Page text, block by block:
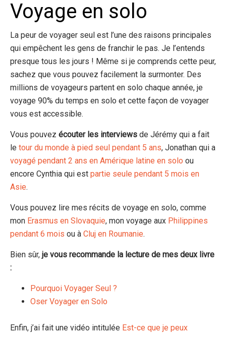
Voyage en solo
La peur de voyager seul est l’une des raisons principales
qui empêchent les gens de franchir le pas. Je l’entends
presque tous les jours ! Même si je comprends cette peur,
sachez que vous pouvez facilement la surmonter. Des
millions de voyageurs partent en solo chaque année, je
voyage 90% du temps en solo et cette façon de voyager
vous est accessible.
Vous pouvez écouter les interviews de Jérémy qui a fait
le tour du monde à pied seul pendant 5 ans, Jonathan qui a
voyagé pendant 2 ans en Amérique latine en solo ou
encore Cynthia qui est partie seule pendant 5 mois en
Asie.
Vous pouvez lire mes récits de voyage en solo, comme
mon Erasmus en Slovaquie, mon voyage aux Philippines
pendant 6 mois ou à Cluj en Roumanie.
Bien sûr, je vous recommande la lecture de mes deux livre
:
Pourquoi Voyager Seul ?
Oser Voyager en Solo
Enfin, j’ai fait une vidéo intitulée Est-ce que je peux